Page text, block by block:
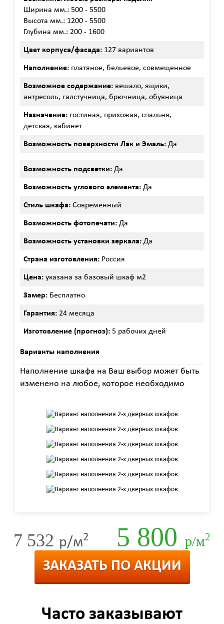
Ширина мм.: 500 - 5500
Высота мм.: 1200 - 5500
Глубина мм.: 200 - 1600
Цвет корпуса/фасада: 127 вариантов
Наполнение: платяное, бельевое, совмещенное
Возможное содержание: вешало, ящики,
антресоль, галстучница, брючница, обувница
Назначение: гостиная, прихожая, спальня,
детская, кабинет
Возможность поверхности Лак и Эмаль: Да
Возможность подсветки: Да
Возможность углового элемента: Да
Стиль шкафа: Современный
Возможность фотопечати: Да
Возможность установки зеркала: Да
Страна изготовления: Россия
Цена: указана за базовый шкаф м2
Замер: Бесплатно
Гарантия: 24 месяца
Изготовление (прогноз): 5 рабочих дней
Варианты наполнения
Наполнение шкафа на Ваш выбор может быть
изменено на любое, которое необходимо
7 532 р/м2 5 800 р/м2
ЗАКАЗАТЬ ПО АКЦИИ
Часто заказывают